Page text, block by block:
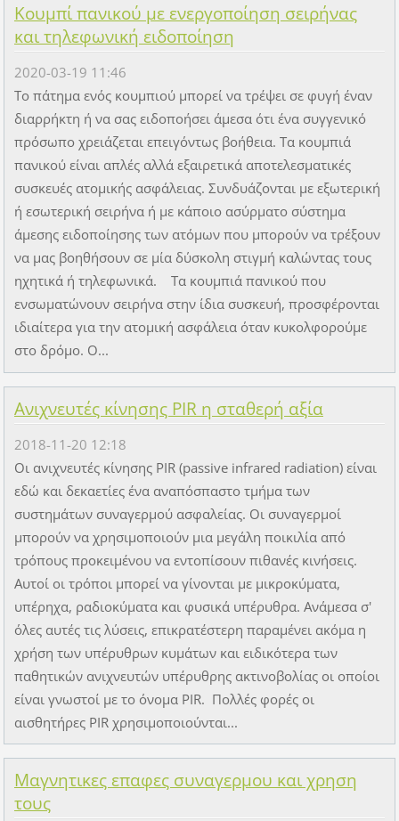
Κουμπί πανικού με ενεργοποίηση σειρήνας
και τηλεφωνική ειδοποίηση
2020-03-19 11:46
Το πάτημα ενός κουμπιού μπορεί να τρέψει σε φυγή έναν
διαρρήκτη ή να σας ειδοποήσει άμεσα ότι ένα συγγενικό
πρόσωπο χρειάζεται επειγόντως βοήθεια. Τα κουμπιά
πανικού είναι απλές αλλά εξαιρετικά αποτελεσματικές
συσκευές ατομικής ασφάλειας. Συνδυάζονται με εξωτερική
ή εσωτερική σειρήνα ή με κάποιο ασύρματο σύστημα
άμεσης ειδοποίησης των ατόμων που μπορούν να τρέξουν
να μας βοηθήσουν σε μία δύσκολη στιγμή καλώντας τους
ηχητικά ή τηλεφωνικά. Τα κουμπιά πανικού που
ενσωματώνουν σειρήνα στην ίδια συσκευή, προσφέρονται
ιδιαίτερα για την ατομική ασφάλεια όταν κυκολφορούμε
στο δρόμο. Ο...
Ανιχνευτές κίνησης PIR η σταθερή αξία
2018-11-20 12:18
Οι ανιχνευτές κίνησης PIR (passive infrared radiation) είναι
εδώ και δεκαετίες ένα αναπόσπαστο τμήμα των
συστημάτων συναγερμού ασφαλείας. Οι συναγερμοί
μπορούν να χρησιμοποιούν μια μεγάλη ποικιλία από
τρόπους προκειμένου να εντοπίσουν πιθανές κινήσεις.
Αυτοί οι τρόποι μπορεί να γίνονται με μικροκύματα,
υπέρηχα, ραδιοκύματα και φυσικά υπέρυθρα. Ανάμεσα σ'
όλες αυτές τις λύσεις, επικρατέστερη παραμένει ακόμα η
χρήση των υπέρυθρων κυμάτων και ειδικότερα των
παθητικών ανιχνευτών υπέρυθρης ακτινοβολίας οι οποίοι
είναι γνωστοί με το όνομα PIR. Πολλές φορές οι
αισθητήρες PIR χρησιμοποιούνται...
Μαγνητικες επαφες συναγερμου και χρηση
τους